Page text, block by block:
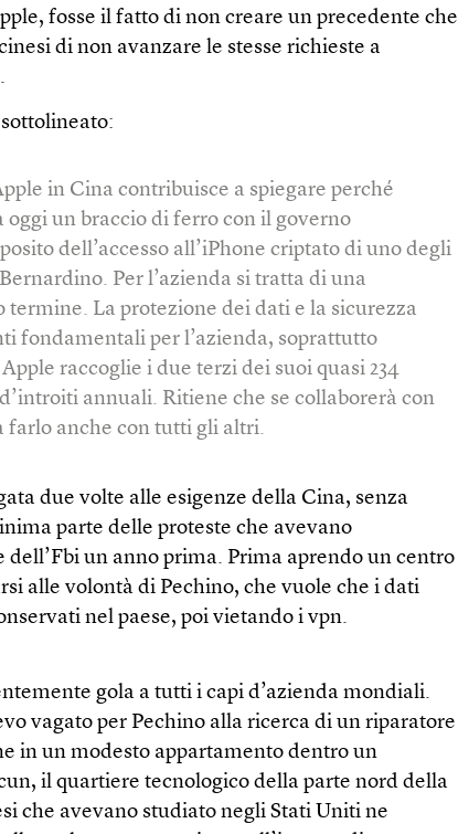
fosse il fatto di non creare un precedente che
di non avanzare le stesse richieste a
in Cina contribuisce a spiegare perché
oggi un braccio di ferro con il governo
dell’accesso all’iPhone criptato di uno degli
Per l’azienda si tratta di una
termine. La protezione dei dati e la sicurezza
fondamentali per l’azienda, soprattutto
raccoglie i due terzi dei suoi quasi 234
annuali. Ritiene che se collaborerà con
farlo anche con tutti gli altri.
due volte alle esigenze della Cina, senza
parte delle proteste che avevano
dell’Fbi un anno prima. Prima aprendo un centro
alle volontà di Pechino, che vuole che i dati
nel paese, poi vietando i vpn.
gola a tutti i capi d’azienda mondiali.
vagato per Pechino alla ricerca di un riparatore
in un modesto appartamento dentro un
il quartiere tecnologico della parte nord della
che avevano studiato negli Stati Uniti ne